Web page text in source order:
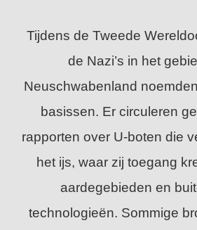
Tijdens de Tweede
de Nazi’s in het
Neuschwabenland
basissen. Er circuleren
rapporten over U-boten die
het ijs, waar zij toegang
aardegebieden en
technologieën. Sommige